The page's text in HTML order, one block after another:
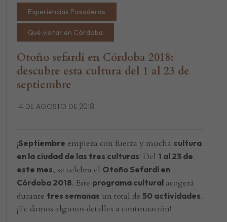
Experiencias Posaderas
Qué visitar en Córdoba
Otoño sefardí en Córdoba 2018:
descubre esta cultura del 1 al 23 de
septiembre
14 DE AGOSTO DE 2018
¡Septiembre empieza con fuerza y mucha cultura
en la ciudad de las tres culturas! Del 1 al 23 de
este mes, se celebra el Otoño Sefardí en
Córdoba 2018. Este programa cultural acogerá
durante tres semanas un total de 50 actividades.
¡Te damos algunos detalles a continuación!